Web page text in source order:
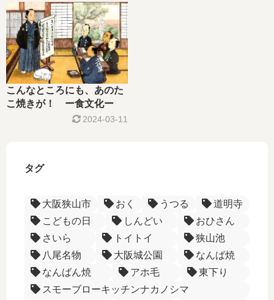
こんなところにも、あのた
こ焼きが！ ー食文化ー
2024-03-11
タグ
大阪狭山市 おく うつる
道明寺
こどもの日
しんどい
おひさん
さいら
トイトイ
狭山池
八尾名物
大阪城公園
なんば焼
なんばん焼
アホ毛
東下り
スモーブローキッチンナカノシマ